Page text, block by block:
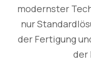
modernster
nur
der Fertigung
der